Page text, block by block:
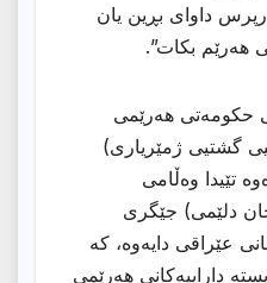
داوای بڕین یان
هەرێم بکات”.
حکومەتی هەرێمی
گشتیی ژمێریاری)
تێیدا وەڵامی
دلێمی) جێگری
عێراقی دایەوە، کە
داراییەکانی هەرێمی